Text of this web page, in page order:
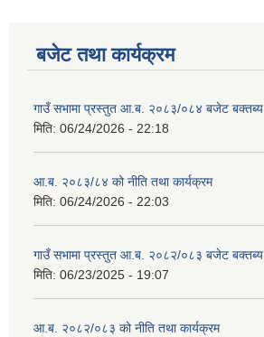
बजेट तथा कार्यक्रम
गाउँ सभामा प्रस्तुत आ.ब. २०८३/०८४ बजेट बक्तब्य
मिति: 06/24/2026 - 22:18
आ.ब. २०८३/८४ को नीति तथा कार्यक्रम
मिति: 06/24/2026 - 22:03
गाउँ सभामा प्रस्तुत आ.ब. २०८२/०८३ बजेट बक्तब्य
मिति: 06/23/2025 - 19:07
आ.ब. २०८२/०८३ को नीति तथा कार्यक्रम